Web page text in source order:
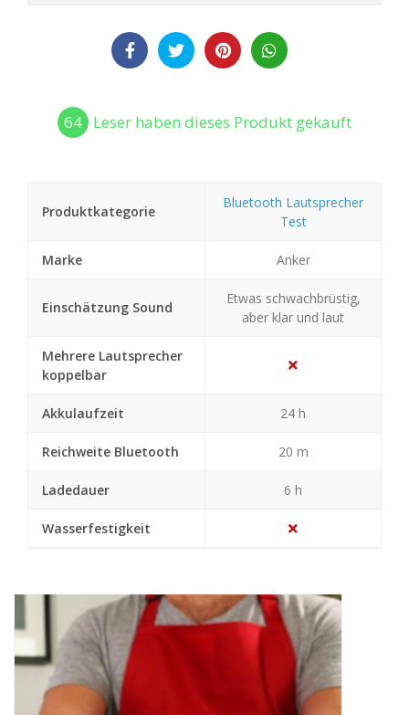
64 Leser haben dieses Produkt gekauft
Produktkategorie
Bluetooth Lautsprecher
Test
Marke Anker
Einschätzung Sound
Etwas schwachbrüstig,
aber klar und laut
Mehrere Lautsprecher
koppelbar
Akkulaufzeit 24 h
Reichweite Bluetooth 20 m
Ladedauer 6 h
Wasserfestigkeit